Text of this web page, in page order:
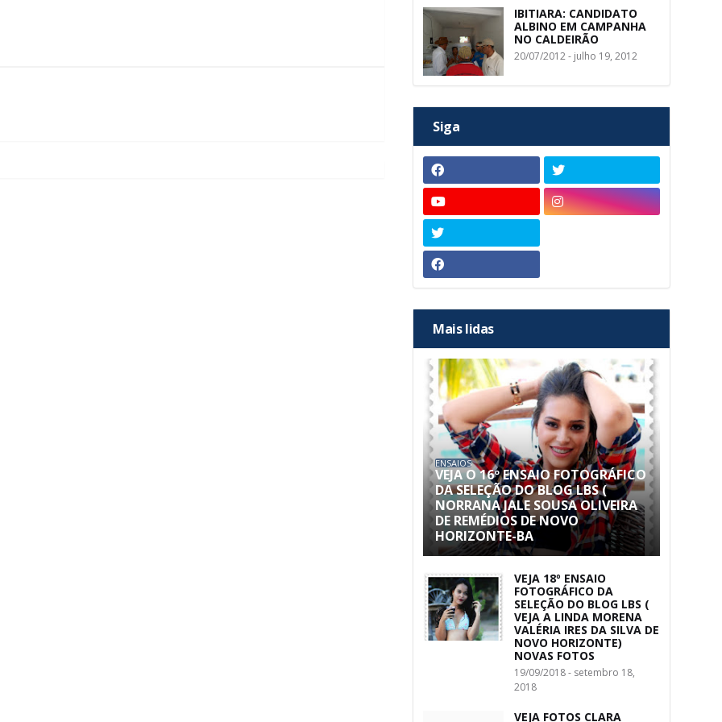
IBITIARA: CANDIDATO
ALBINO EM CAMPANHA
NO CALDEIRÃO
20/07/2012 - julho 19, 2012
Siga
Mais lidas
ENSAIOS
VEJA O 16º ENSAIO FOTOGRÁFICO
DA SELEÇÃO DO BLOG LBS (
NORRANA JALE SOUSA OLIVEIRA
DE REMÉDIOS DE NOVO
HORIZONTE-BA
VEJA 18º ENSAIO
FOTOGRÁFICO DA
SELEÇÃO DO BLOG LBS (
VEJA A LINDA MORENA
VALÉRIA IRES DA SILVA DE
NOVO HORIZONTE)
NOVAS FOTOS
19/09/2018 - setembro 18,
2018
VEJA FOTOS CLARA